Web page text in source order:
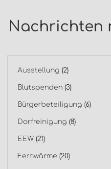
Nachrichten
Ausstellung (2)
Blutspenden (3)
Bürgerbeteiligung (6)
Dorfreinigung (8)
EEW (21)
Fernwärme (20)